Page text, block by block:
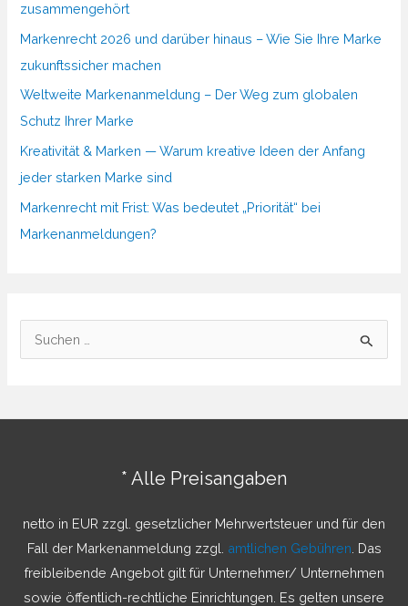
zusammengehört
Markenrecht 2026 und darüber hinaus – Wie Sie Ihre Marke
zukunftssicher machen
Weltweite Markenanmeldung – Der Weg zum globalen
Schutz Ihrer Marke
Kreativität & Marken — Warum kreative Ideen der Anfang
jeder starken Marke sind
Markenrecht mit Frist: Was bedeutet „Priorität“ bei
Markenanmeldungen?
u
h
* Alle Preisangaben
netto in EUR zzgl. gesetzlicher Mehrwertsteuer und für den
Fall der Markenanmeldung zzgl. amtlichen Gebühren . Das
freibleibende Angebot gilt für Unternehmer/ Unternehmen
sowie öffentlich-rechtliche Einrichtungen. Es gelten unsere